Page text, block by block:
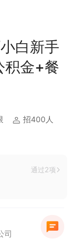
白新手
积金+餐
招400人
通过2项
司